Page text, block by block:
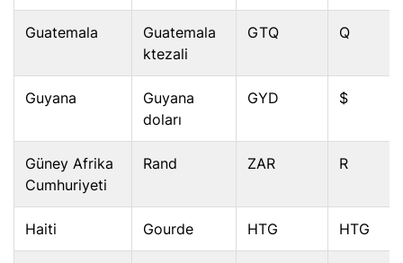
Guatemala
Guatemala
ktezali
GTQ Q
Guyana
Guyana
doları
GYD $
Güney Afrika
Cumhuriyeti
Rand ZAR R
Haiti Gourde HTG HTG